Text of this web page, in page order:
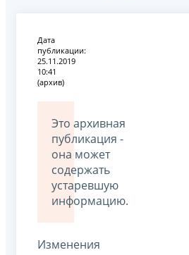
Дата
публикации:
25.11.2019
10:41
(архив)
Это архивная
публикация -
она может
содержать
устаревшую
информацию.
Изменения